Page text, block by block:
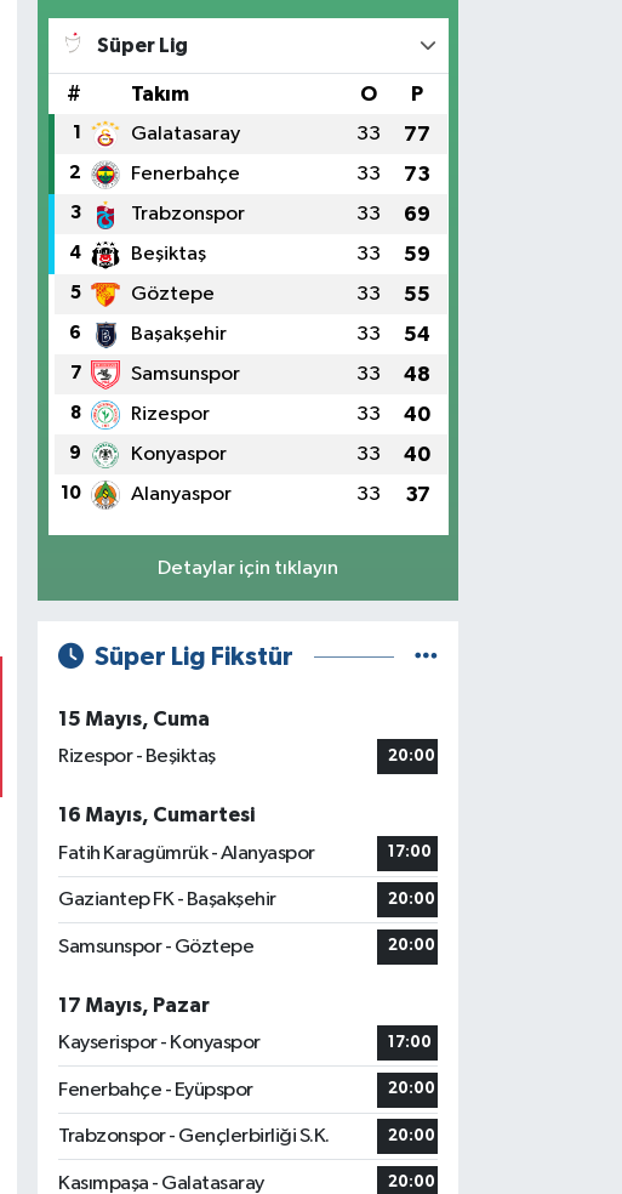
Süper Lig
# Takım O P
1 Galatasaray 33 77
2 Fenerbahçe 33 73
3 Trabzonspor 33 69
4 Beşiktaş 33 59
5 Göztepe 33 55
6 Başakşehir 33 54
7 Samsunspor 33 48
8 Rizespor 33 40
9 Konyaspor 33 40
10 Alanyaspor 33 37
Detaylar için tıklayın
Süper Lig Fikstür
15 Mayıs, Cuma
Rizespor - Beşiktaş
20:00
16 Mayıs, Cumartesi
Fatih Karagümrük - Alanyaspor
17:00
Gaziantep FK - Başakşehir 20:00
Samsunspor - Göztepe 20:00
17 Mayıs, Pazar
Kayserispor - Konyaspor
17:00
Fenerbahçe - Eyüpspor 20:00
Trabzonspor - Gençlerbirliği S.K. 20:00
Kasımpaşa - Galatasaray 20:00